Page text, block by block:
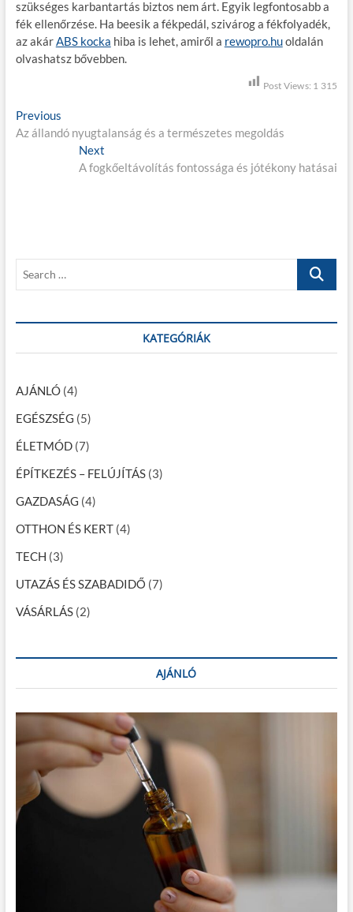
szükséges karbantartás biztos nem árt. Egyik legfontosabb a
fék ellenőrzése. Ha beesik a fékpedál, szivárog a fékfolyadék,
az akár ABS kocka hiba is lehet, amiről a rewopro.huoldalán
olvashatsz bővebben.
Post Views: 1 315
B
e
z
é
s
n
v
i
g
á
c
i
ó
Previous
r
s
:
Az állandó nyugtalanság és a természetes megoldás
Next
e
:
A fogkőeltávolítás fontossága és jótékony hatásai
r
h
KATEGÓRIÁK
AJÁNLÓ(4)
EGÉSZSÉG (5)
ÉLETMÓD(7)
ÉPÍTKEZÉS – FELÚJÍTÁS(3)
GAZDASÁG (4)
OTTHON ÉS KERT(4)
TECH (3)
UTAZÁS ÉS SZABADIDŐ (7)
VÁSÁRLÁS(2)
AJÁNLÓ